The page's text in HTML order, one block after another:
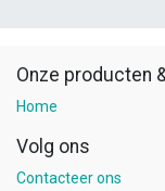
Onze producten
Home
Volg ons
Contacteer ons